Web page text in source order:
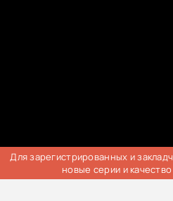
Для зарегистрированных и
новые серии и